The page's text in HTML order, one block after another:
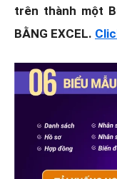
trên thành một
BẰNG EXCEL.